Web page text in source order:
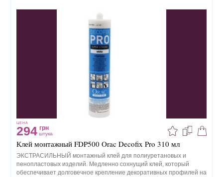
ЦЕНА
294 грн
штука
Клей монтажный FDP500 Orac Decofix Pro 310 мл
ЭКСТРАСИЛЬНЫЙ монтажный клей для полиуретановых и
пенопластовых изделий. Медленно сохнущий клей, который
обеспечивает долговечное крепление декоративных профилей на